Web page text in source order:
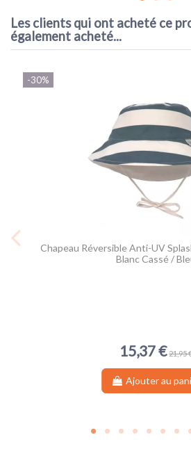
Les clients qui ont acheté ce
également acheté...
-30%
Chapeau Réversible Anti-UV
Blanc Cassé /
15,37 € 21,95
Ajouter au